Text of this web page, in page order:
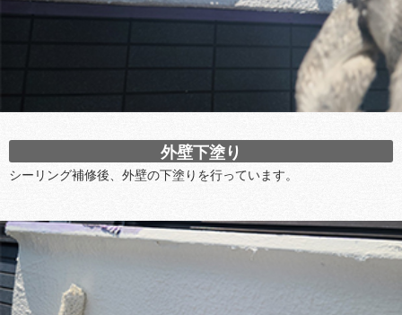
外壁下塗り
シーリング補修後、外壁の下塗りを行っています。